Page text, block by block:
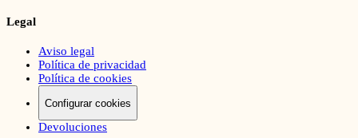
Legal
Aviso legal
Política de privacidad
Política de cookies
Configurar cookies
Devoluciones